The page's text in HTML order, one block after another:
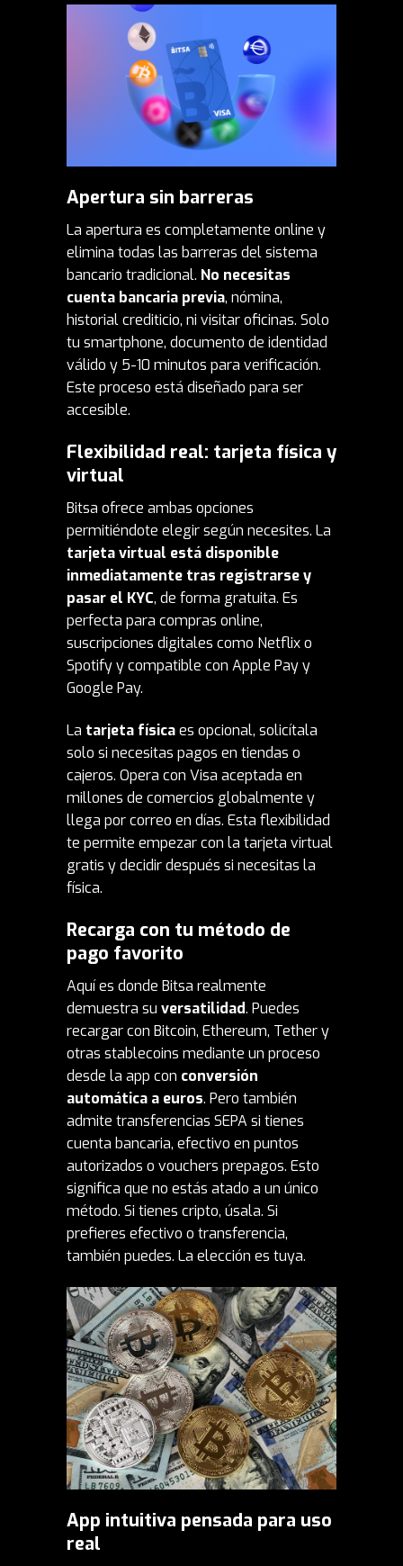
Apertura sin barreras
La apertura es completamente online y
elimina todas las barreras del sistema
bancario tradicional. No necesitas
cuenta bancaria previa, nómina,
historial crediticio, ni visitar oficinas. Solo
tu smartphone, documento de identidad
válido y 5-10 minutos para verificación.
Este proceso está diseñado para ser
accesible.
Flexibilidad real: tarjeta física y
virtual
Bitsa ofrece ambas opciones
permitiéndote elegir según necesites. La
tarjeta virtual está disponible
inmediatamente tras registrarse y
pasar el KYC, de forma gratuita. Es
perfecta para compras online,
suscripciones digitales como Netflix o
Spotify y compatible con Apple Pay y
Google Pay.
La tarjeta físicaes opcional, solicítala
solo si necesitas pagos en tiendas o
cajeros. Opera con Visa aceptada en
millones de comercios globalmente y
llega por correo en días. Esta flexibilidad
te permite empezar con la tarjeta virtual
gratis y decidir después si necesitas la
física.
Recarga con tu método de
pago favorito
Aquí es donde Bitsa realmente
demuestra su versatilidad. Puedes
recargar con Bitcoin, Ethereum, Tether y
otras stablecoins mediante un proceso
desde la app con conversión
automática a euros. Pero también
admite transferencias SEPA si tienes
cuenta bancaria, efectivo en puntos
autorizados o vouchers prepagos. Esto
significa que no estás atado a un único
método. Si tienes cripto, úsala. Si
prefieres efectivo o transferencia,
también puedes. La elección es tuya.
App intuitiva pensada para uso
real